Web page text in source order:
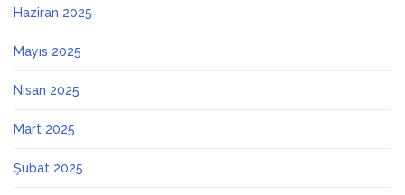
Haziran 2025
Mayıs 2025
Nisan 2025
Mart 2025
Şubat 2025